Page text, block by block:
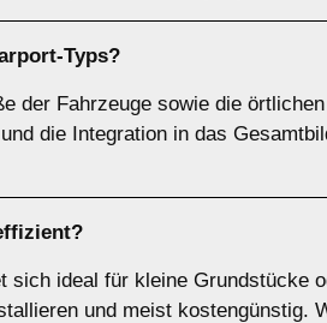
Typs?
der Fahrzeuge sowie die
die Integration in das
ideal für kleine Grundstücke
und meist kostengünstig.